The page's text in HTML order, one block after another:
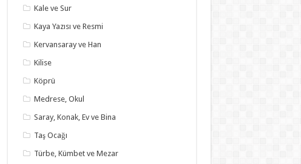
Kale ve Sur
Kaya Yazısı ve Resmi
Kervansaray ve Han
Kilise
Köprü
Medrese, Okul
Saray, Konak, Ev ve Bina
Taş Ocağı
Türbe, Kümbet ve Mezar